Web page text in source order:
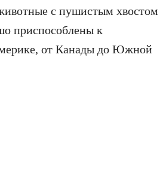
с пушистым хвостом
приспособлены к
от Канады до Южной